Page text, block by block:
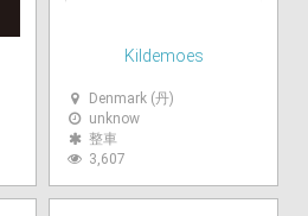
Kildemoes
Denmark (丹)
unknow
整車
3,607